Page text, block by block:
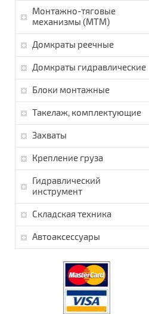
Монтажно-тяговые
механизмы (МТМ)
Домкраты реечные
Домкраты гидравлические
Блоки монтажные
Такелаж, комплектующие
Захваты
Крепление груза
Гидравлический
инструмент
Складская техника
Автоаксессуары